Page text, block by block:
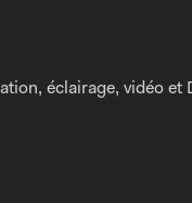
éclairage, vidéo et